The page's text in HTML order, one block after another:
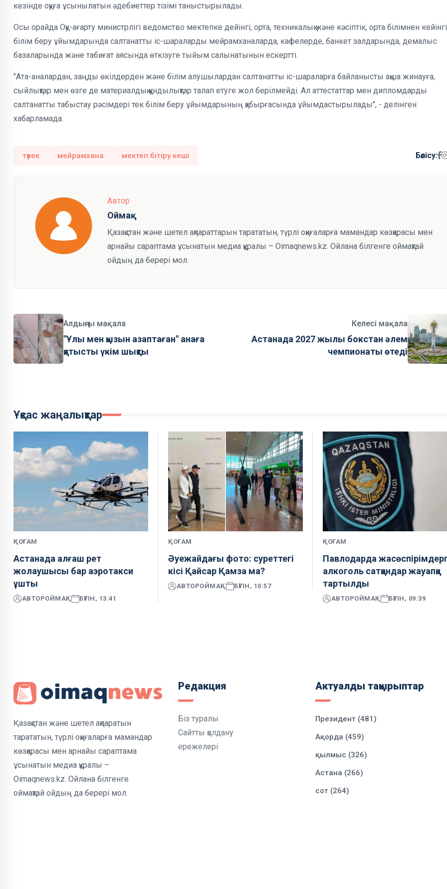
кезінде оқуға ұсынылатын әдебиеттер тізімі таныстырылады.
Осы орайда Оқу-ағарту министрлігі ведомство мектепке дейінгі, орта, техникалық және кәсіптік, орта білімнен кейінгі
білім беру ұйымдарында салтанатты іс-шараларды мейрамханаларда, кафелерде, банкет залдарында, демалыс
базаларында және табиғат аясында өткізуге тыйым салынатынын ескертті.
"Ата-аналардан, заңды өкілдерден және білім алушылардан салтанатты іс-шараларға байланысты ақша жинауға,
сыйлықтар мен өзге де материалдық құндылықтар талап етуге жол берілмейді. Ал аттестаттар мен дипломдарды
салтанатты табыстау рәсімдері тек білім беру ұйымдарының қабырғасында ұйымдастырылады", - делінген
хабарламада.
түлек мейрамхана мектеп бітіру кеші Бөлісу:
Автор
Оймақ
Қазақстан және шетел ақпараттарын тарататын, түрлі оқиғаларға мамандар көзқарасы мен
арнайы сараптама ұсынатын медиа құралы – Oimaqnews.kz. Ойлана білгенге оймақтай
ойдың да берері мол.
Алдыңғы мақала
"Ұлы мен қызын азаптаған" анаға
қатысты үкім шықты
Келесі мақала
Астанада 2027 жылы бокстан әлем
чемпионаты өтеді
Ұқсас жаңалықтар
ҚОҒАМ
Астанада алғаш рет
жолаушысы бар аэротакси
ұшты
АВТОРОЙМАҚ БҮГІН, 13:41
ҚОҒАМ
Әуежайдағы фото: суреттегі
кісі Қайсар Қамза ма?
АВТОРОЙМАҚ БҮГІН, 10:57
ҚОҒАМ
Павлодарда
алкоголь сатқандар жауапқа
тартылды
АВТОРОЙМАҚ БҮГІН, 09:39
Қазақстан және шетел ақпаратын
тарататын, түрлі оқиғаларға мамандар
көзқарасы мен арнайы сараптама
ұсынатын медиа құралы –
Oimaqnews.kz. Ойлана білгенге
оймақтай ойдың да берері мол.
Редакция
Біз туралы
Сайтты қолдану
ережелері
Актуалды тақырыптар
Президент (481)
Ақорда (459)
қылмыс (326)
Астана (266)
сот (264)